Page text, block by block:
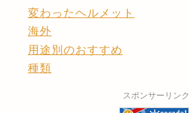
変わったヘルメット
海外
用途別のおすすめ
種類
スポンサーリンク